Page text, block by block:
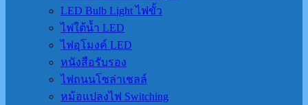
LED Bulb Light ไฟขั้ว
ไฟใต้น้ำ LED
ไฟอุโมงค์ LED
หนังสือรับรอง
ไฟถนนโซล่าเชลล์
หม้อแปลงไฟ Switching